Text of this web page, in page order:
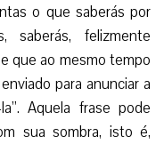
o que saberás por
saberás, felizmente
que ao mesmo tempo
para anunciar a
Aquela frase pode
sua sombra, isto é,